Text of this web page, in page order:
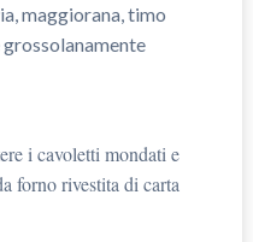
maggiorana, timo
i cavoletti mondati e
forno rivestita di carta